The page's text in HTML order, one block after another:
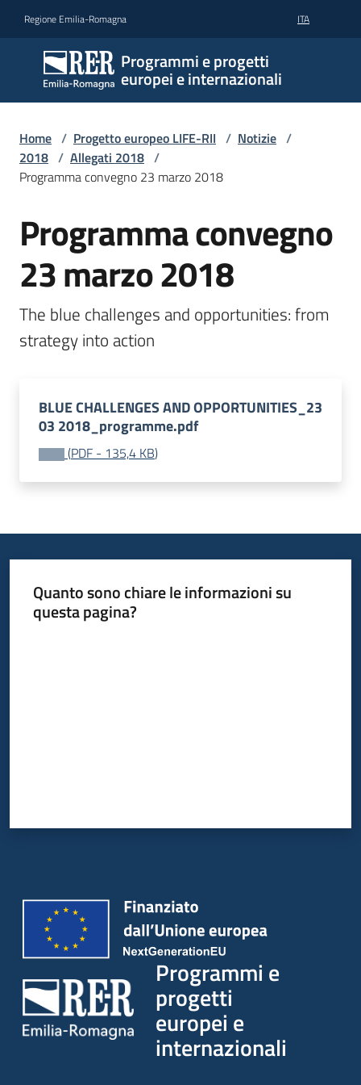
Regione Emilia-Romagna ITA
Programmi e progetti
europei e internazionali
Home / Progetto europeo LIFE-RII / Notizie /
2018 / Allegati 2018 /
Programma convegno 23 marzo 2018
Programma convegno
23 marzo 2018
The blue challenges and opportunities: from
strategy into action
BLUE CHALLENGES AND OPPORTUNITIES_23
03 2018_programme.pdf
(PDF - 135,4 KB)
Quanto sono chiare le informazioni su
questa pagina?
Programmi e
progetti
europei e
internazionali